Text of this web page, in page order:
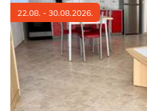
22.08. - 30.08.2026.